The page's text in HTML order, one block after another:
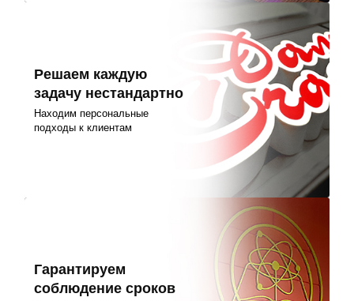
Решаем каждую
задачу нестандартно
Находим персональные
подходы к клиентам
Гарантируем
соблюдение сроков